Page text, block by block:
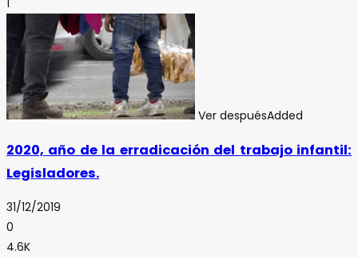
Ver despuésAdded
2020, año de la erradicación del trabajo infantil:
Legisladores.
31/12/2019
0
4.6K